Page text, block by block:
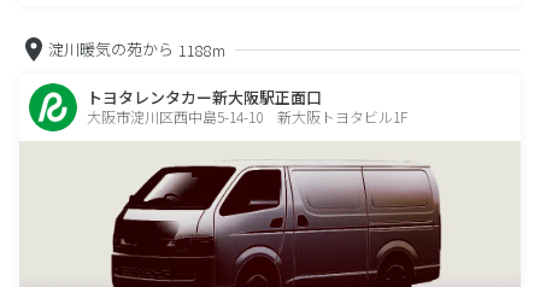
淀川暖気の苑から 1188m
トヨタレンタカー新大阪駅正面口
大阪市淀川区西中島5-14-10 新大阪トヨタビル1F